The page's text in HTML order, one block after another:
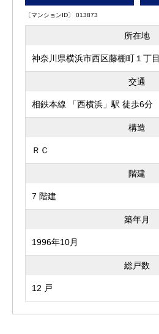
〔マンションID〕 013873
所在地
神奈川県横浜市西区藤棚町１丁目
交通
相鉄本線 「西横浜」駅 徒歩6分
構造
ＲＣ
階建
7 階建
築年月
1996年10月
総戸数
12 戸